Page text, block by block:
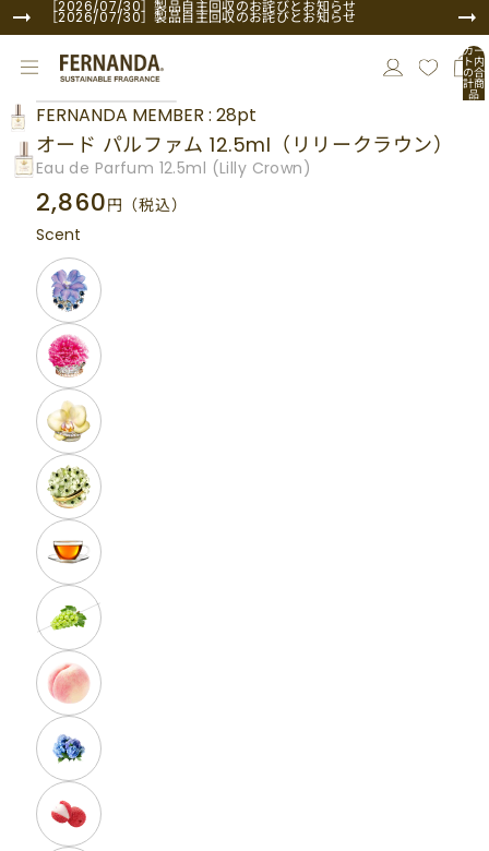
［2026/07/30］製品自主回収のお詫びとお知らせ
［2026/07/30］製品自主回収のお詫びとお知らせ
カー
ト内
の合
計商
品
数:
商品情報にスキップ
オード パルファム 12.5ml（リリークラウン）
Eau de Parfum 12.5ml (Lilly Crown)
2,860円 （税込）
FERNANDA MEMBER : 28pt
Scent